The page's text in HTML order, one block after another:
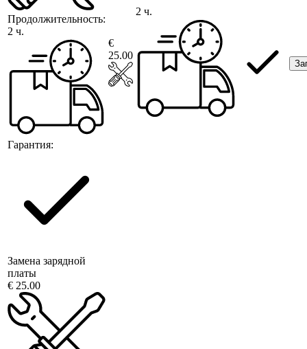
Продолжительность:
2 ч.
Гарантия:
€
25.00
2 ч.
Замена зарядной
платы
€ 25.00